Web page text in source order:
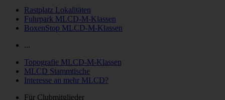
Rastplatz Lokalitäten
Fuhrpark MLCD-M-Klassen
BoxenStop MLCD-M-Klassen
...
Topografie MLCD-M-Klassen
MLCD Stammtische
Interesse an mehr MLCD?
Für Clubmitglieder